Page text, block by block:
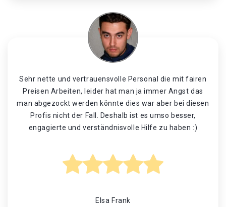
Sehr nette und vertrauensvolle Personal die mit fairen
Preisen Arbeiten, leider hat man ja immer Angst das
man abgezockt werden könnte dies war aber bei diesen
Profis nicht der Fall. Deshalb ist es umso besser,
engagierte und verständnisvolle Hilfe zu haben :)
Elsa Frank